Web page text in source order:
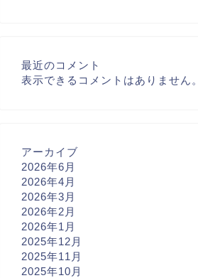
最近のコメント
表示できるコメントはありません。
アーカイブ
2026年6月
2026年4月
2026年3月
2026年2月
2026年1月
2025年12月
2025年11月
2025年10月